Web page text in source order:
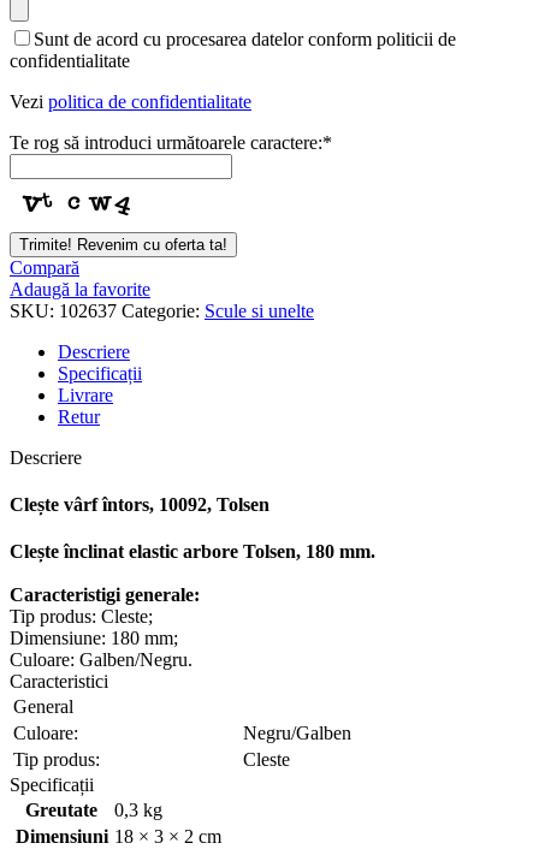
Contact
Email*
Sunt de acord cu procesarea datelor conform politicii de
confidentialitate
Vezi politica de confidentialitate
Te rog să introduci următoarele caractere:*
Trimite! Revenim cu oferta ta!
Compară
Adaugă la favorite
SKU: 102637 Categorie: Scule si unelte
Descriere
Specificații
Livrare
Retur
Descriere
Clește vârf întors, 10092, Tolsen
Clește înclinat elastic arbore Tolsen, 180 mm.
Caracteristigi generale:
Tip produs: Cleste;
Dimensiune: 180 mm;
Culoare: Galben/Negru.
Caracteristici
General
Culoare:
Negru/Galben
Tip produs:
Cleste
Specificații
Greutate
0,3 kg
Dimensiuni 18 × 3 × 2 cm